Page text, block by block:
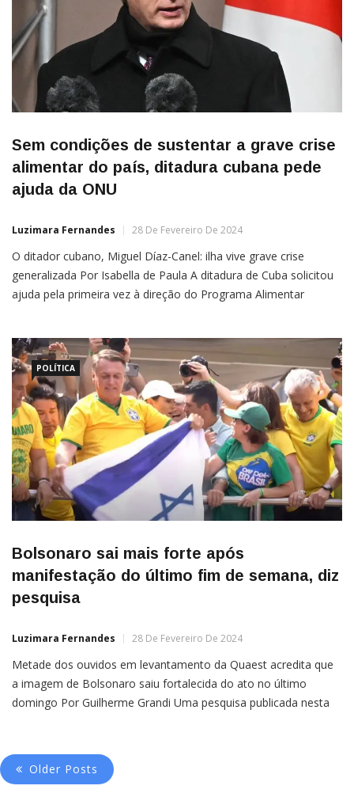
Sem condições de sustentar a grave crise
alimentar do país, ditadura cubana pede
ajuda da ONU
Luzimara Fernandes 28 De Fevereiro De 2024
O ditador cubano, Miguel Díaz-Canel: ilha vive grave crise
generalizada Por Isabella de Paula A ditadura de Cuba solicitou
ajuda pela primeira vez à direção do Programa Alimentar
POLÍTICA
Bolsonaro sai mais forte após
manifestação do último fim de semana, diz
pesquisa
Luzimara Fernandes 28 De Fevereiro De 2024
Metade dos ouvidos em levantamento da Quaest acredita que
a imagem de Bolsonaro saiu fortalecida do ato no último
domingo Por Guilherme Grandi Uma pesquisa publicada nesta
Older Posts